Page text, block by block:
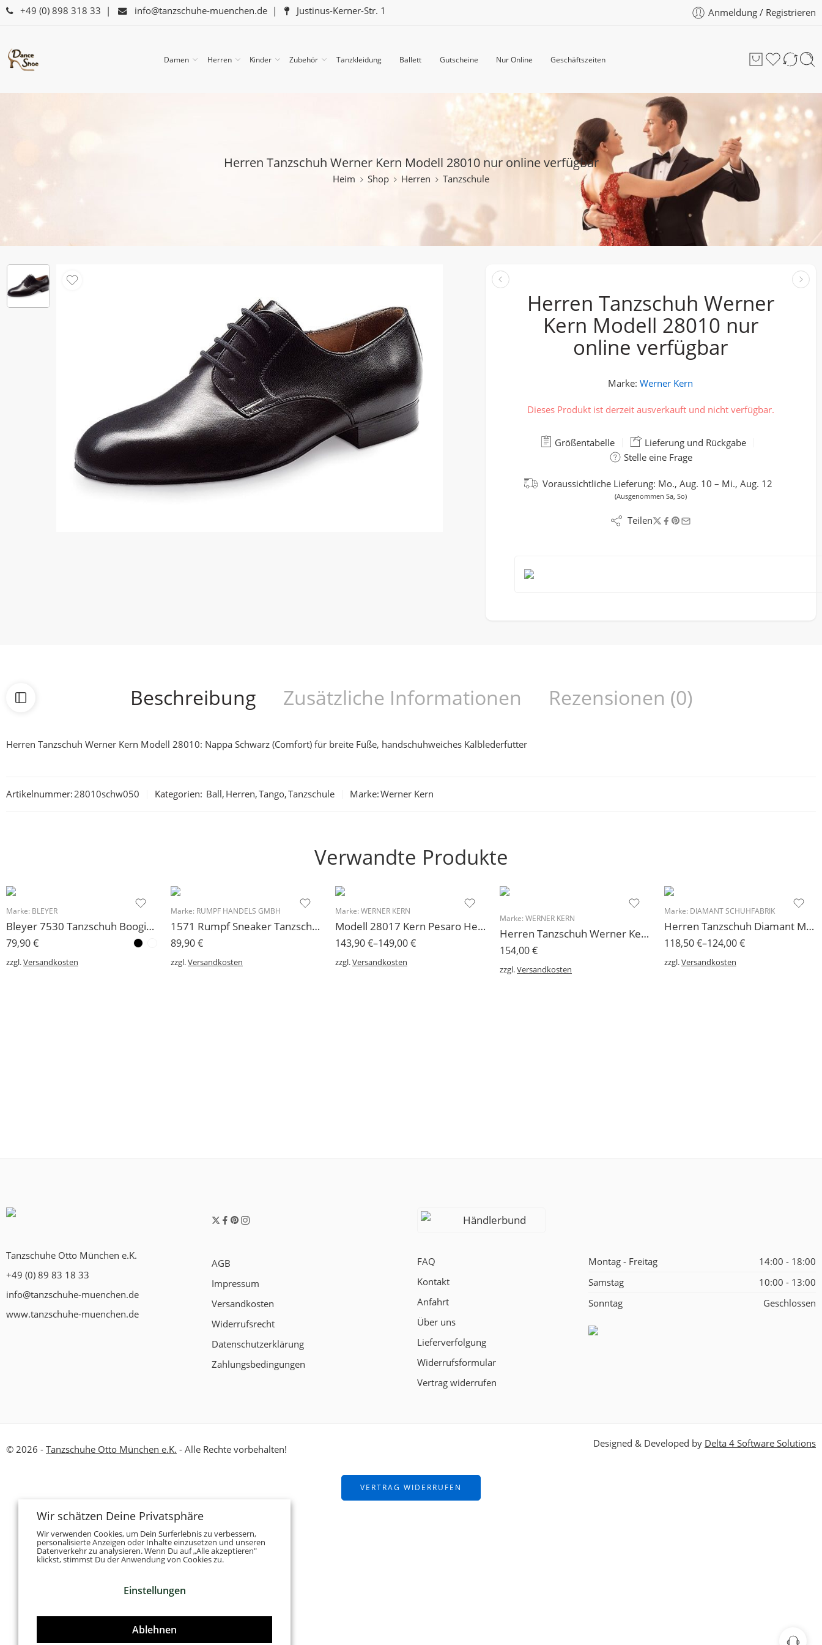
+49 (0) 898 318 33 | info@tanzschuhe-muenchen.de | Justinus-Kerner-Str. 1 Anmeldung / Registrieren
Damen Herren Kinder Zubehör Tanzkleidung Ballett Gutscheine Nur Online Geschäftszeiten
Herren Tanzschuh Werner Kern Modell 28010 nur online verfügbar
Heim Shop Herren Tanzschule
Herren Tanzschuh Werner
Kern Modell 28010 nur
online verfügbar
Marke: Werner Kern
Dieses Produkt ist derzeit ausverkauft und nicht verfügbar.
Größentabelle
Lieferung und Rückgabe
Stelle eine Frage
Voraussichtliche Lieferung: Mo., Aug. 10 – Mi., Aug. 12
(Ausgenommen Sa, So)
Teilen
Beschreibung Zusätzliche Informationen Rezensionen (0)
Herren Tanzschuh Werner Kern Modell 28010: Nappa Schwarz (Comfort) für breite Füße, handschuhweiches Kalblederfutter
Artikelnummer:28010schw050 Kategorien: Ball , Herren,Tango,Tanzschule Marke:Werner Kern
Verwandte Produkte
Marke: BLEYER
Bleyer 7530 Tanzschuh Boogie Rock´n Roll viele Größen wieder eingetroffen!
79,90€
zzgl.Versandkosten
Marke: RUMPF HANDELS GMBH
1571 Rumpf Sneaker Tanzschuh Rumpf mit Chromledersohle
89,90€
zzgl.Versandkosten
Marke: WERNER KERN
Modell 28017 Kern Pesaro Herren Tanzschuh
143,90€–149,00€
zzgl.Versandkosten
Marke: WERNER KERN
Herren Tanzschuh Werner Kern Modell 28023
154,00€
zzgl.Versandkosten
Marke: DIAMANT SCHUHFABRIK
Herren Tanzschuh Diamant Modell 85 K-Weite für breite Füße, für lose Einlagen geeignet
118,50€–124,00€
zzgl.Versandkosten
Tanzschuhe Otto München e.K.
+49 (0) 89 83 18 33
info@tanzschuhe-muenchen.de
www.tanzschuhe-muenchen.de
AGB
Impressum
Versandkosten
Widerrufsrecht
Datenschutzerklärung
Zahlungsbedingungen
Händlerbund
FAQ
Kontakt
Anfahrt
Über uns
Lieferverfolgung
Widerrufsformular
Vertrag widerrufen
Montag - Freitag
14:00 - 18:00
Samstag
10:00 - 13:00
Sonntag
Geschlossen
© 2026 - Tanzschuhe Otto München e.K. - Alle Rechte vorbehalten!
Designed & Developed by Delta 4 Software Solutions
VERTRAG WIDERRUFEN
Wir schätzen Deine Privatsphäre
Wir verwenden Cookies, um Dein Surferlebnis zu verbessern,
personalisierte Anzeigen oder Inhalte einzusetzen und unseren
Datenverkehr zu analysieren. Wenn Du auf „Alle akzeptieren"
klickst, stimmst Du der Anwendung von Cookies zu.
Einstellungen
Ablehnen